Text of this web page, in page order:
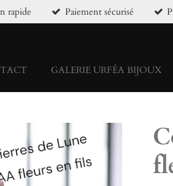
rapide Paiement sécurisé
GALERIE URFÉA BIJOUX